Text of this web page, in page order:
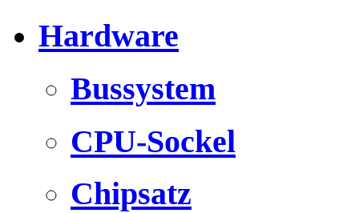
Hardware
Bussystem
CPU-Sockel
Chipsatz